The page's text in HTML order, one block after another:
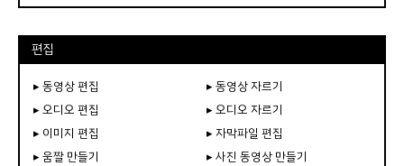
편집
▸ 동영상 편집
▸ 동영상 자르기
▸ 오디오 편집
▸ 오디오 자르기
▸ 이미지 편집
▸ 자막파일 편집
▸ 움짤 만들기
▸ 사진 동영상 만들기